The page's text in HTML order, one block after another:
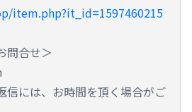
item.php?it_id=1597460215
問合せ＞
には、お時間を頂く場合がご